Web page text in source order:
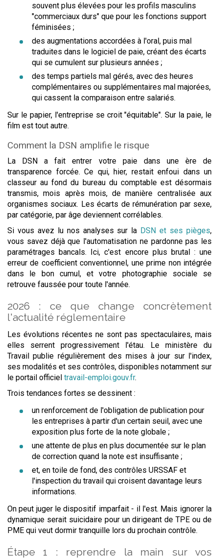
souvent plus élevées pour les profils masculins
"commerciaux durs" que pour les fonctions support
féminisées ;
des augmentations accordées à l'oral, puis mal
traduites dans le logiciel de paie, créant des écarts
qui se cumulent sur plusieurs années ;
des temps partiels mal gérés, avec des heures
complémentaires ou supplémentaires mal majorées,
qui cassent la comparaison entre salariés.
Sur le papier, l'entreprise se croit "équitable". Sur la paie, le
film est tout autre.
Comment la DSN amplifie le risque
La DSN a fait entrer votre paie dans une ère de
transparence forcée. Ce qui, hier, restait enfoui dans un
classeur au fond du bureau du comptable est désormais
transmis, mois après mois, de manière centralisée aux
organismes sociaux. Les écarts de rémunération par sexe,
par catégorie, par âge deviennent corrélables.
Si vous avez lu nos analyses sur la DSN et ses pièges,
vous savez déjà que l'automatisation ne pardonne pas les
paramétrages bancals. Ici, c'est encore plus brutal : une
erreur de coefficient conventionnel, une prime non intégrée
dans le bon cumul, et votre photographie sociale se
retrouve faussée pour toute l'année.
2026 : ce que change concrètement
l'actualité réglementaire
Les évolutions récentes ne sont pas spectaculaires, mais
elles serrent progressivement l'étau. Le ministère du
Travail publie régulièrement des mises à jour sur l'index,
ses modalités et ses contrôles, disponibles notamment sur
le portail officiel travail-emploi.gouv.fr.
Trois tendances fortes se dessinent :
un renforcement de l'obligation de publication pour
les entreprises à partir d'un certain seuil, avec une
exposition plus forte de la note globale ;
une attente de plus en plus documentée sur le plan
de correction quand la note est insuffisante ;
et, en toile de fond, des contrôles URSSAF et
l'inspection du travail qui croisent davantage leurs
informations.
On peut juger le dispositif imparfait - il l'est. Mais ignorer la
dynamique serait suicidaire pour un dirigeant de TPE ou de
PME qui veut dormir tranquille lors du prochain contrôle.
Étape 1 : reprendre la main sur vos